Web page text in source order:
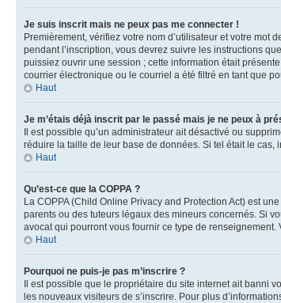
Je suis inscrit mais ne peux pas me connecter !
Premièrement, vérifiez votre nom d’utilisateur et votre mot
pendant l’inscription, vous devrez suivre les instructions
puissiez ouvrir une session ; cette information était
courrier électronique ou le courriel a été filtré en tant que
Haut
Je m’étais déjà inscrit par le passé mais je ne peux à
Il est possible qu’un administrateur ait désactivé ou
réduire la taille de leur base de données. Si tel était le
Haut
Qu’est-ce que la COPPA ?
La COPPA (Child Online Privacy and Protection Act) est
parents ou des tuteurs légaux des mineurs concernés. Si
avocat qui pourront vous fournir ce type de renseignement.
Haut
Pourquoi ne puis-je pas m’inscrire ?
Il est possible que le propriétaire du site internet ait banni
les nouveaux visiteurs de s’inscrire. Pour plus